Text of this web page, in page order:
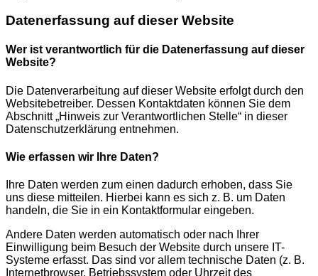
Datenerfassung auf dieser Website
Wer ist verantwortlich für die Datenerfassung auf dieser
Website?
Die Datenverarbeitung auf dieser Website erfolgt durch den
Websitebetreiber. Dessen Kontaktdaten können Sie dem
Abschnitt „Hinweis zur Verantwortlichen Stelle“ in dieser
Datenschutzerklärung entnehmen.
Wie erfassen wir Ihre Daten?
Ihre Daten werden zum einen dadurch erhoben, dass Sie
uns diese mitteilen. Hierbei kann es sich z. B. um Daten
handeln, die Sie in ein Kontaktformular eingeben.
Andere Daten werden automatisch oder nach Ihrer
Einwilligung beim Besuch der Website durch unsere IT-
Systeme erfasst. Das sind vor allem technische Daten (z. B.
Internetbrowser, Betriebssystem oder Uhrzeit des